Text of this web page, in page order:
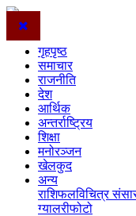
गृहपृष्ठ
समाचार
राजनीति
देश
आर्थिक
अन्तर्राष्ट्रिय
शिक्षा
मनोरञ्जन
खेलकुद
अन्य
राशिफलविचित्र
ग्यालरीफोटो